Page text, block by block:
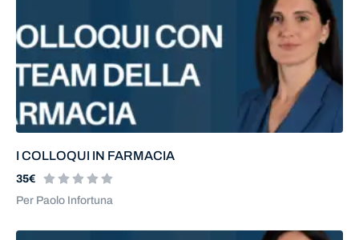
I COLLOQUI IN FARMACIA
35€
Per Paolo Infortuna